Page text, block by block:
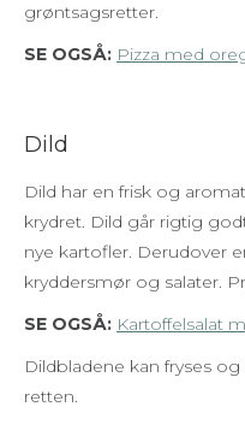
grøntsagsretter.
SE OGSÅ: Pizza med
Dild
Dild har en frisk og
krydret. Dild går rigtig
nye kartofler. Derudover
kryddersmør og salater.
SE OGSÅ: Kartoffelsalat
Dildbladene kan fryses
retten.